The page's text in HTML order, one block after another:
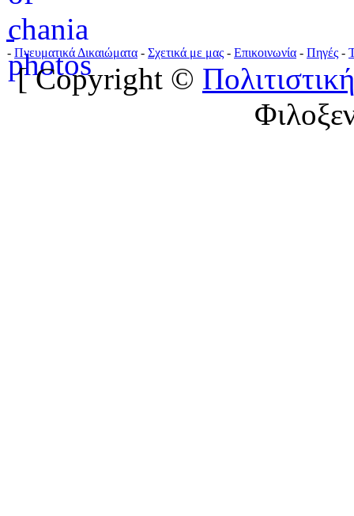
- Πνευματικά Δικαιώματα - Σχετικά με μας - Επικοινωνία - Πηγές -
[ Copyright ©